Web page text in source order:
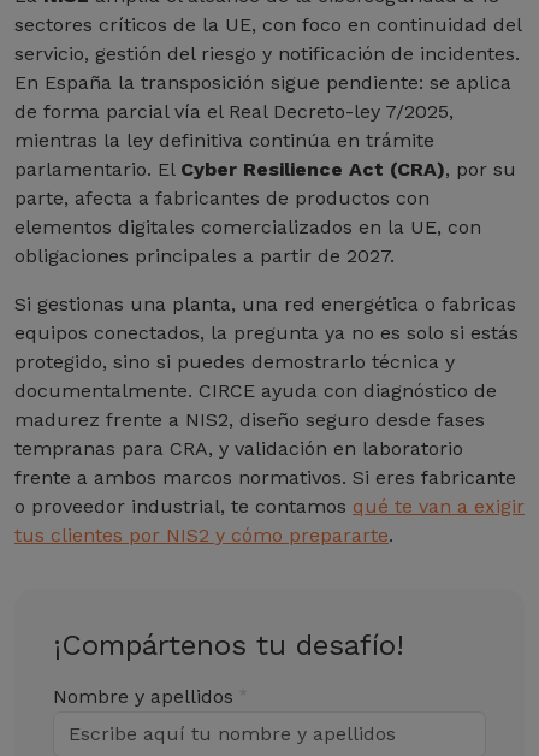
sectores críticos de la UE, con foco en continuidad del
servicio, gestión del riesgo y notificación de incidentes.
En España la transposición sigue pendiente: se aplica
de forma parcial vía el Real Decreto-ley 7/2025,
mientras la ley definitiva continúa en trámite
parlamentario. El Cyber Resilience Act (CRA), por su
parte, afecta a fabricantes de productos con
elementos digitales comercializados en la UE, con
obligaciones principales a partir de 2027.
Si gestionas una planta, una red energética o fabricas
equipos conectados, la pregunta ya no es solo si estás
protegido, sino si puedes demostrarlo técnica y
documentalmente. CIRCE ayuda con diagnóstico de
madurez frente a NIS2, diseño seguro desde fases
tempranas para CRA, y validación en laboratorio
frente a ambos marcos normativos. Si eres fabricante
o proveedor industrial, te contamos qué te van a exigir
tus clientes por NIS2 y cómo prepararte.
¡Compártenos tu desafío!
Nombre y apellidos